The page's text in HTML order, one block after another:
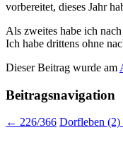
vorbereitet, dieses Jahr
Als zweites habe ich
Ich habe drittens ohne
Dieser Beitrag wurde am
Beitragsnavigation
← 226/366 Dorfleben (2)